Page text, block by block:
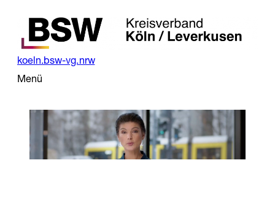
springen
koeln.bsw-vg.nrw
Menü